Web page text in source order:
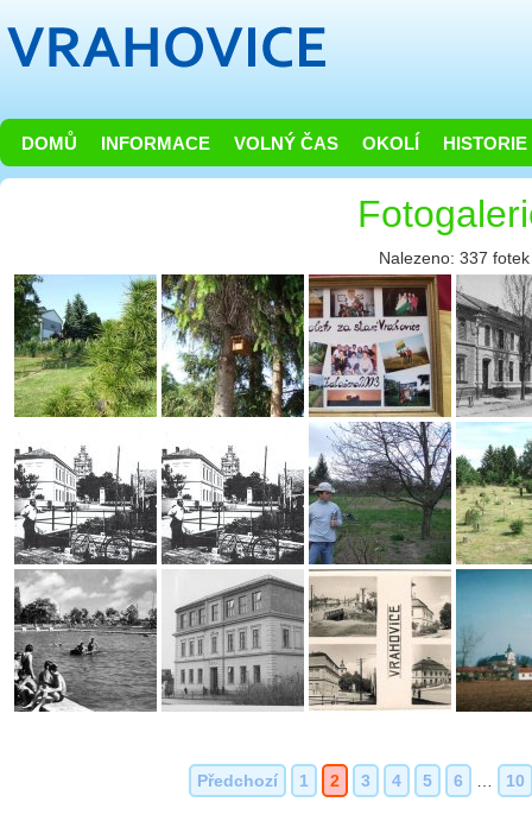
DOMŮ INFORMACE VOLNÝ ČAS OKOLÍ HISTORIE
Nalezeno: 337 fotek
Předchozí 1 2 3 4 5 6 10